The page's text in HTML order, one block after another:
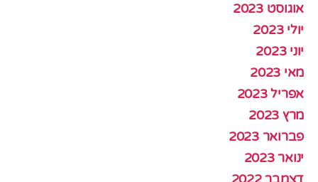
אוגוסט 2023
יולי 2023
יוני 2023
מאי 2023
אפריל 2023
מרץ 2023
פברואר 2023
ינואר 2023